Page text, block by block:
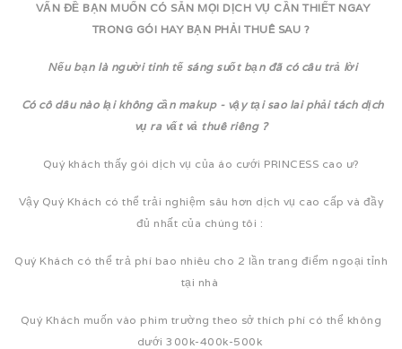
VẤN ĐỀ BẠN MUỐN CÓ SẴN MỌI DỊCH VỤ CẦN THIẾT NGAY
TRONG GÓI HAY BẠN PHẢI THUÊ SAU ?
Nếu bạn là người tinh tế sáng suốt bạn đã có câu trả lời
Có cô dâu nào lại không cần makup - vậy tại sao lai phải tách dịch
vụ ra vất vả thuê riêng ?
Quý khách thấy gói dịch vụ của áo cưới PRINCESS cao ư?
Vậy Quý Khách có thể trải nghiệm sâu hơn dịch vụ cao cấp và đầy
đủ nhất của chúng tôi :
Quý Khách có thể trả phí bao nhiêu cho 2 lần trang điểm ngoại tỉnh
tại nhà
Quý Khách muốn vào phim trường theo sở thích phí có thể không
dưới 300k-400k-500k